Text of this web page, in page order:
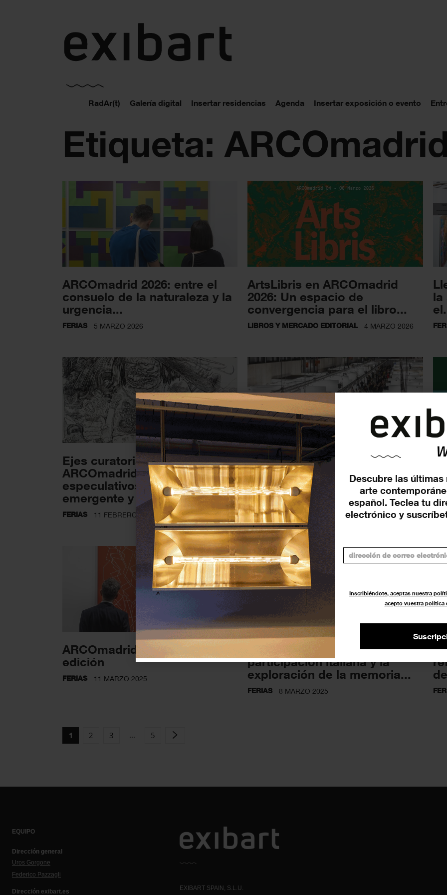
Descubre las
arte
español. Teclea tu
electrónico y
Inscribiéndote, aceptas nuestra
acepto vuestra política
RadAr(t) Galería digital Insertar residencias Agenda Insertar exposición o evento
Etiqueta: ARCOmadrid
ARCOmadrid 2026: entre el
consuelo de la naturaleza y la
urgencia...
FERIAS 5 MARZO 2026
ArtsLibris en ARCOmadrid
2026: Un espacio de
convergencia para el libro...
LIBROS Y MERCADO EDITORIAL 4 MARZO 2026
la
Ejes curatoriales en
ARCOmadrid 2026: futuros
especulativos, escena
emergente y foco...
FERIAS 11 FEBRERO 2026
ARCOmadrid 2026:
continuidad, renovación y
proyección internacional en
su 45ª edición
FERIAS 17 DICIEMBRE 2025
ARCOmadrid cierra su 44ª
edición
FERIAS 11 MARZO 2025
ARCOmadrid 2025: la
participación italiana y la
exploración de la memoria...
FERIAS 8 MARZO 2025
1 2 3 ... 5
EQUIPO
Dirección general
Uros Gorgone
Federico Pazzagli
Dirección exibart.es
EXIBART SPAIN, S.L.U.